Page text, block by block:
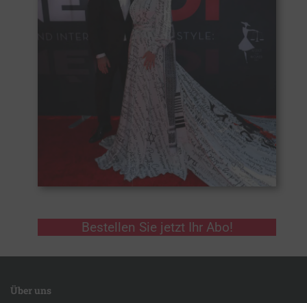
Bestellen Sie jetzt Ihr Abo!
Über uns